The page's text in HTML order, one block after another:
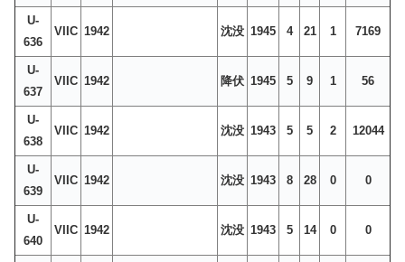
U-
636
VIIC 1942 沈没 1945 4 21 1 7169
U-
637
VIIC 1942 降伏 1945 5 9 1 56
U-
638
VIIC 1942 沈没 1943 5 5 2 12044
U-
639
VIIC 1942 沈没 1943 8 28 0 0
U-
640
VIIC 1942 沈没 1943 5 14 0 0